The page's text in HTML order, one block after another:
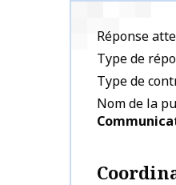
Réponse
Type de
Type de
Nom de la